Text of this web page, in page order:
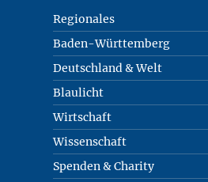
Regionales
Baden-Württemberg
Deutschland & Welt
Blaulicht
Wirtschaft
Wissenschaft
Spenden & Charity